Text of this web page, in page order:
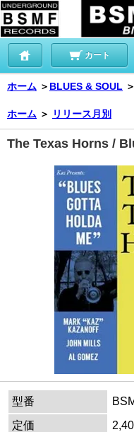
カート
ホーム ＞ BLUES & SOUL ＞
ホーム ＞ リリース月別
The Texas Horns /
型番
定価